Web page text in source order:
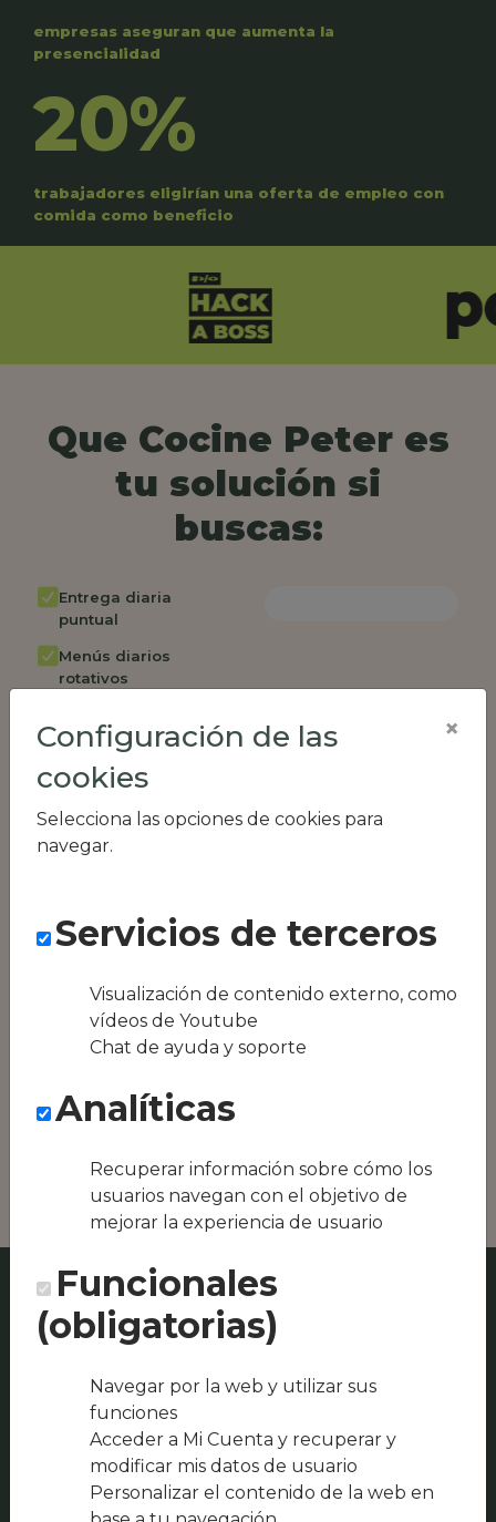
empresas aseguran que aumenta la
presencialidad
20%
trabajadores eligirían una oferta de empleo con
comida como beneficio
Que Cocine Peter es
tu solución si
buscas:
Entrega diaria
puntual
Menús diarios
rotativos
semanalmente
Factura única
Acceso individual
RR.HH
equipos híbridos
Conseguimos la
oferta local de tu
ser Bar Piscinas
Restaurante Payma
Configuración de las
cookies
Selecciona las opciones de cookies para
navegar.
×
Servicios de terceros
Visualización de contenido externo, como
vídeos de Youtube
Chat de ayuda y soporte
Analíticas
Recuperar información sobre cómo los
usuarios navegan con el objetivo de
mejorar la experiencia de usuario
Funcionales
(obligatorias)
Navegar por la web y utilizar sus
funciones
Acceder a Mi Cuenta y recuperar y
modificar mis datos de usuario
Personalizar el contenido de la web en